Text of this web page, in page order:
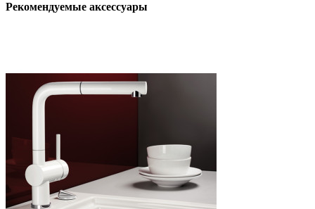
Рекомендуемые аксессуары